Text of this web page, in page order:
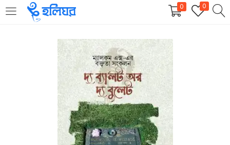
0 0
LOGIN REGISTER
Enter your username and password to login.
Remember me